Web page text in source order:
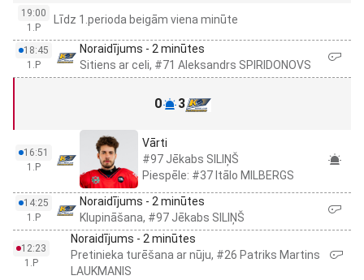
19:00
1.P
Līdz 1.perioda beigām viena minūte
18:45
1.P
Noraidījums - 2 minūtes
Sitiens ar celi, #71 Aleksandrs SPIRIDONOVS
0 3
16:51
1.P
Vārti
#97 Jēkabs SILIŅŠ
Piespēle: #37 Itālo MILBERGS
14:25
1.P
Noraidījums - 2 minūtes
Klupināšana, #97 Jēkabs SILIŅŠ
12:23
1.P
Noraidījums - 2 minūtes
Pretinieka turēšana ar nūju, #26 Patriks Martins
LAUKMANIS